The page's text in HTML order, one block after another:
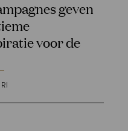
geven
voor de